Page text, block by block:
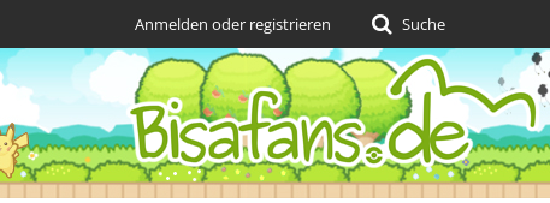
Anmelden oder registrieren Suche